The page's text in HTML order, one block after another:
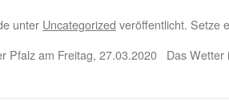
unter Uncategorized veröffentlicht. Setze
Pfalz am Freitag, 27.03.2020 Das Wetter